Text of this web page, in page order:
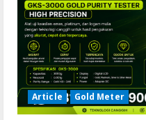
Article Gold Meter